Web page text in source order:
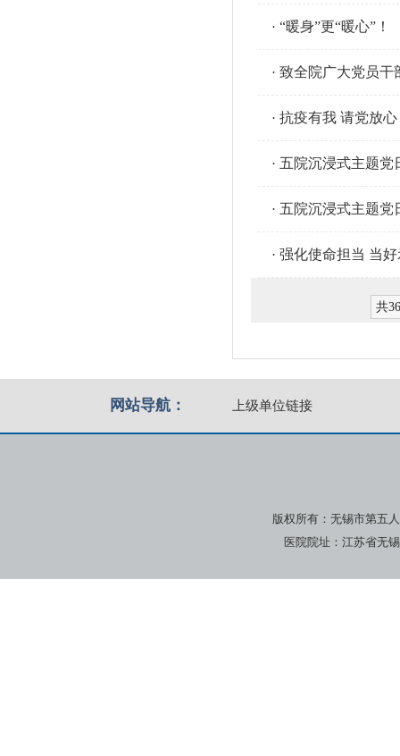
·“暖身”更“暖心”！
·致全院广大党员干
·抗疫有我 请党放心
· 五院沉浸式主题党
· 五院沉浸式主题党
·强化使命担当 当
共
网站导航： 上级单位链接
版权所有：无锡市第五
医院院址：江苏省无